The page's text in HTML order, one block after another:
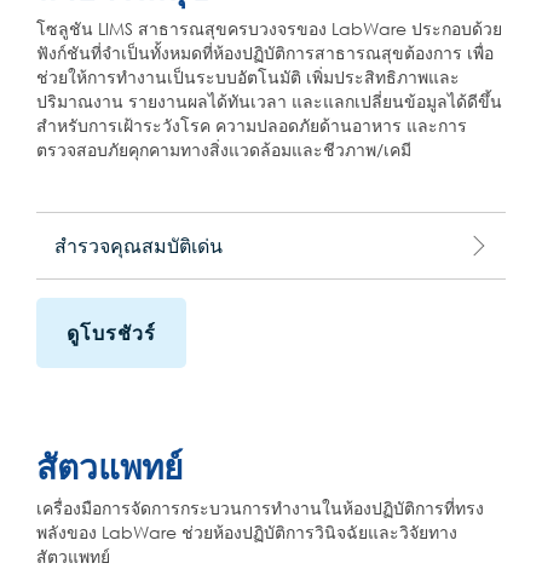
โซลูชัน LIMS สาธารณสุขครบวงจรของ LabWare ประกอบด้วย
ฟังก์ชันที่จำเป็นทั้งหมดที่ห้องปฏิบัติการสาธารณสุขต้องการ เพื่อ
ช่วยให้การทำงานเป็นระบบอัตโนมัติ เพิ่มประสิทธิภาพและ
ปริมาณงาน รายงานผลได้ทันเวลา และแลกเปลี่ยนข้อมูลได้ดีขึ้น
สำหรับการเฝ้าระวังโรค ความปลอดภัยด้านอาหาร และการ
ตรวจสอบภัยคุกคามทางสิ่งแวดล้อมและชีวภาพ/เคมี
สำรวจคุณสมบัติเด่น
ดูโบรชัวร์
สัตวแพทย์
เครื่องมือการจัดการกระบวนการทำงานในห้องปฏิบัติการที่ทรง
พลังของ LabWare ช่วยห้องปฏิบัติการวินิจฉัยและวิจัยทาง
สัตวแพทย์